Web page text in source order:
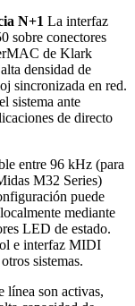
N+1 La interfaz
sobre conectores
de Klark
densidad de
sincronizada en red.
sistema ante
de directo
entre 96 kHz (para
M32 Series)
puede
mediante
LED de estado.
e interfaz MIDI
sistemas.
línea son activas,